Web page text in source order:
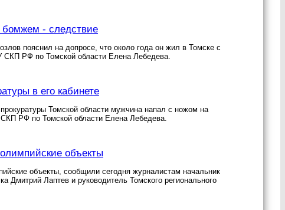
бомжем - следствие
пояснил на допросе, что около года он жил в Томске с
РФ по Томской области Елена Лебедева.
в его кабинете
Томской области мужчина напал с ножом на
РФ по Томской области Елена Лебедева.
объекты
объекты, сообщили сегодня журналистам начальник
Дмитрий Лаптев и руководитель Томского регионального